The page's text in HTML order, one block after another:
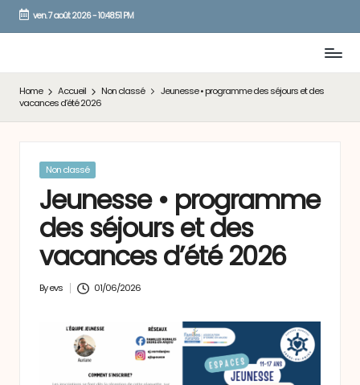
Skip
ven. 7 août 2026-10:48:51 PM
Home Accueil Non classé
Jeunesse • programme des séjours et des
vacances d’été 2026
Posted
in
Non classé
Jeunesse • programme
des séjours et des
vacances d’été 2026
Posted
Byevs 01/06/2026